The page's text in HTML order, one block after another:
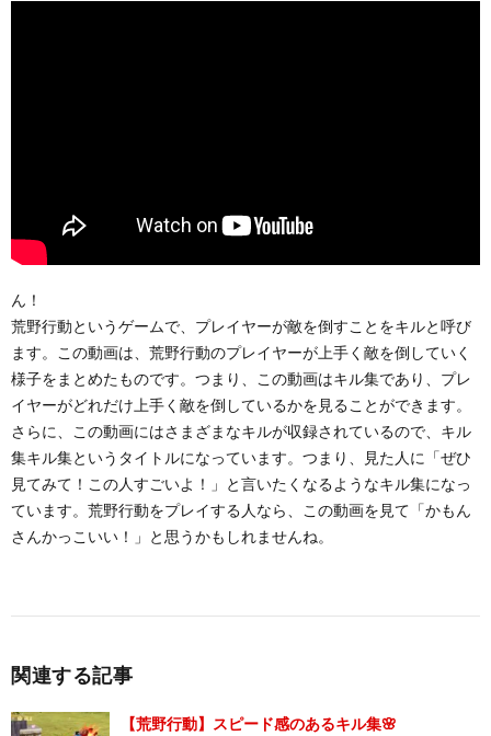
ん！
荒野行動というゲームで、プレイヤーが敵を倒すことをキルと呼び
ます。この動画は、荒野行動のプレイヤーが上手く敵を倒していく
様子をまとめたものです。つまり、この動画はキル集であり、プレ
イヤーがどれだけ上手く敵を倒しているかを見ることができます。
さらに、この動画にはさまざまなキルが収録されているので、キル
集キル集というタイトルになっています。つまり、見た人に「ぜひ
見てみて！この人すごいよ！」と言いたくなるようなキル集になっ
ています。荒野行動をプレイする人なら、この動画を見て「かもん
さんかっこいい！」と思うかもしれませんね。
関連する記事
【荒野行動】スピード感のあるキル集🌸